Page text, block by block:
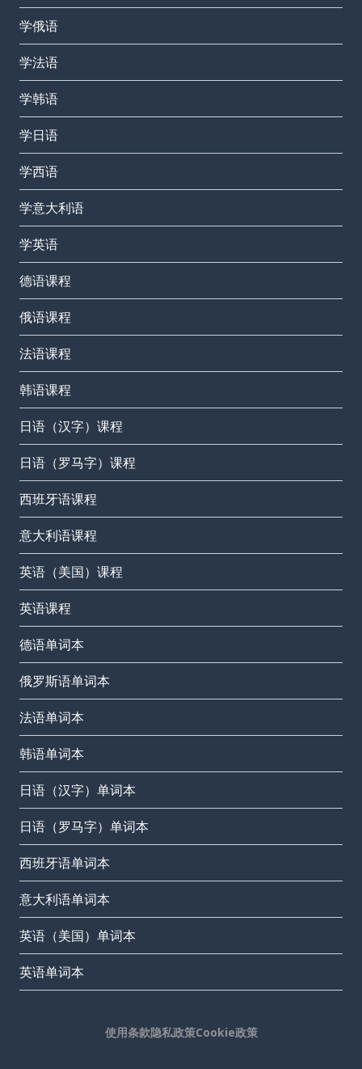
学俄语
学法语
学韩语
学日语
学西语
学意大利语
学英语
德语课程
俄语课程
法语课程
韩语课程
日语（汉字）课程
日语（罗马字）课程
西班牙语课程
意大利语课程
英语（美国）课程
英语课程
德语单词本
俄罗斯语单词本
法语单词本
韩语单词本
日语（汉字）单词本
日语（罗马字）单词本
西班牙语单词本
意大利语单词本
英语（美国）单词本
英语单词本
使用条款隐私政策Cookie政策